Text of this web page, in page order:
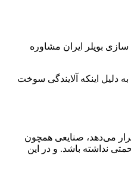
بویلر ایران مشاوره
دلیل اینکه آلایندگی سوخت
می‌دهد، صنایعی همچون
نداشته باشد. و در این